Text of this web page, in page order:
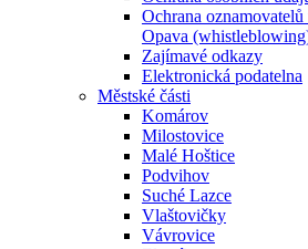
Ochrana
Opava
Zajímavé odkazy
Elektronická podatelna
Městské části
Komárov
Milostovice
Malé Hoštice
Podvihov
Suché Lazce
Vlaštovičky
Vávrovice